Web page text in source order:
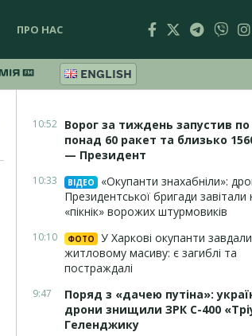
ПРО НАС
ENGLISH
10:52 Ворог за тиждень запустив по
понад 60 ракет та близько
— Президент
10:33 ВІДЕО
«Окупанти знахабніли»:
Президентської бригади завітали
«пікнік» ворожих штурмовиків
10:10 ФОТО
У Харкові окупанти
житловому масиву: є загиблі та
постраждалі
9:47
Поряд з «дачею путіна»:
дрони знищили ЗРК С-400
Геленджику